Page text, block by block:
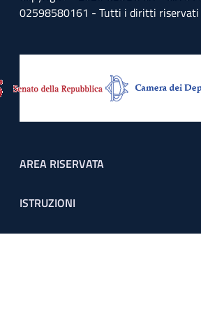
02598580161 - Tutti i diritti riservati
Footer menu
AREA RISERVATA
ISTRUZIONI